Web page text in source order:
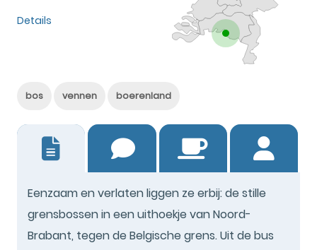
Details
bos vennen boerenland
Eenzaam en verlaten liggen ze erbij: de stille
grensbossen in een uithoekje van Noord-
Brabant, tegen de Belgische grens. Uit de bus